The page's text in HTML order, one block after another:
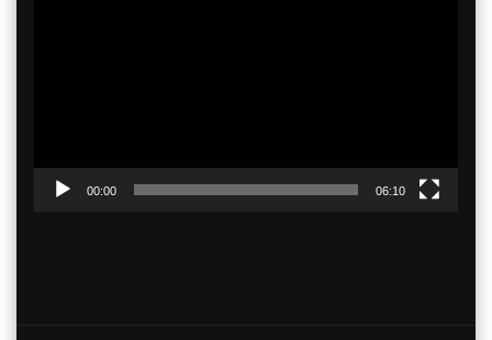
00:00 06:10